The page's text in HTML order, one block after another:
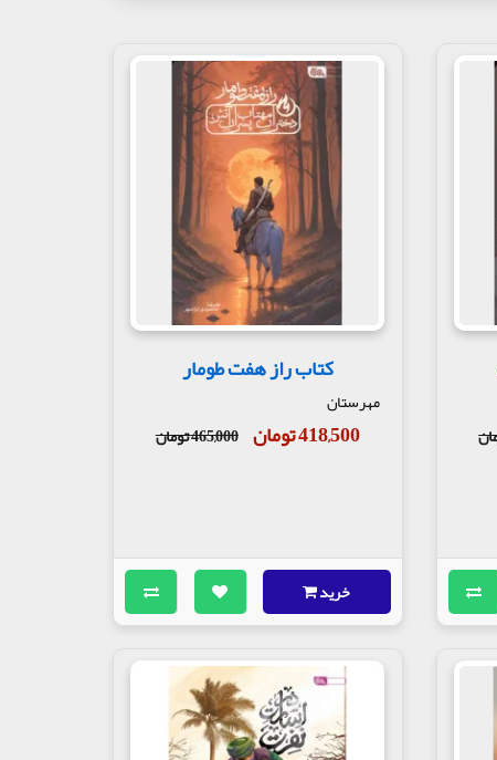
کتاب راز هفت طومار
مهرستان
418,500 تومان 465,000 تومان
خرید